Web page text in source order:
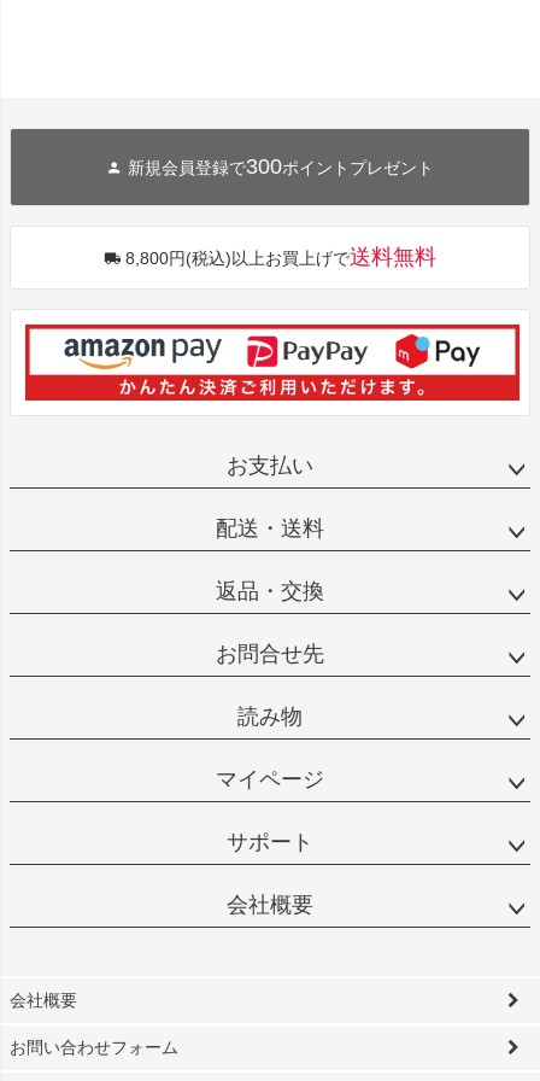
新規会員登録で300ポイントプレゼント
8,800円(税込)以上お買上げで送料無料
お支払い
配送・送料
返品・交換
お問合せ先
読み物
マイページ
サポート
会社概要
会社概要
お問い合わせフォーム